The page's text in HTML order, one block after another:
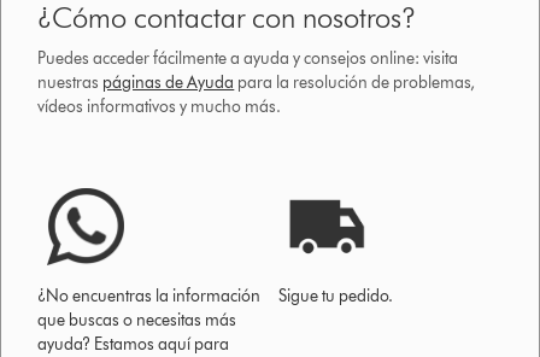
¿Cómo contactar con nosotros?
Puedes acceder fácilmente a ayuda y consejos online: visita
nuestras páginas de Ayuda para la resolución de problemas,
vídeos informativos y mucho más.
¿No encuentras la información
que buscas o necesitas más
ayuda? Estamos aquí para
Sigue tu pedido.